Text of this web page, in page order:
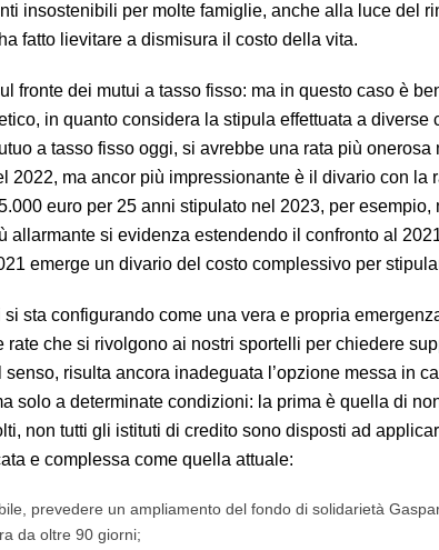
insostenibili per molte famiglie, anche alla luce del
fatto lievitare a dismisura il costo della vita.
fronte dei mutui a tasso fisso: ma in questo caso è
in quanto considera la stipula effettuata a
a tasso fisso oggi, si avrebbe una rata più
2022, ma ancor più impressionante è il divario con la
euro per 25 anni stipulato nel 2023, per
allarmante si evidenza estendendo il confronto al
emerge un divario del costo complessivo per
sta configurando come una vera e propria
rate che si rivolgono ai nostri sportelli per chiedere
senso, risulta ancora inadeguata l’opzione messa in
solo a determinate condizioni: la prima è quella di
non tutti gli istituti di credito sono disposti ad
e complessa come quella attuale:
prevedere un ampliamento del fondo di solidarietà
da oltre 90 giorni;